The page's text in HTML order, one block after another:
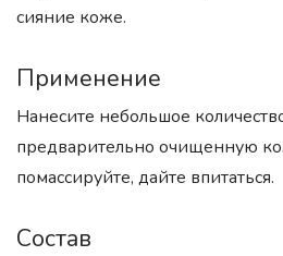
сияние коже.
Применение
Нанесите небольшое
предварительно очищенную
помассируйте, дайте впитаться.
Состав